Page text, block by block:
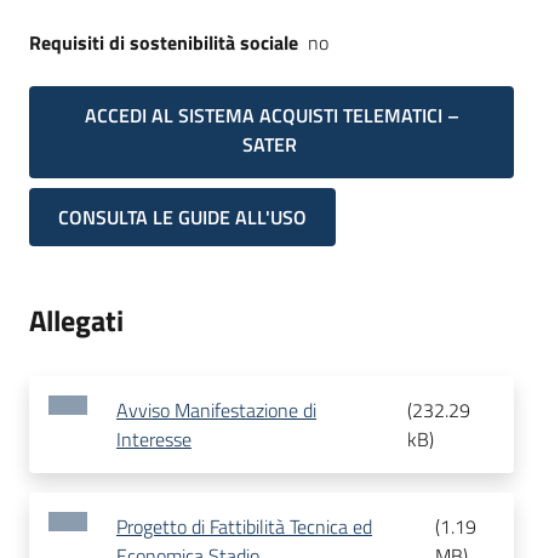
Requisiti di sostenibilità sociale no
ACCEDI AL SISTEMA ACQUISTI TELEMATICI –
SATER
CONSULTA LE GUIDE ALL'USO
Allegati
Avviso Manifestazione di
Interesse
(232.29
kB)
Progetto di Fattibilità Tecnica ed
(1.19